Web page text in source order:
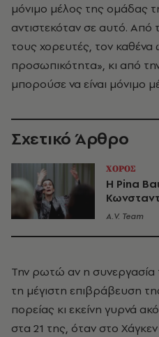
μόνιμο μέλος της ομάδας
αντιστεκόταν σε αυτό.
τους χορευτές, τον
προσωπικότητα», κι από
μπορούσε να είναι μόνιμο
Σχετικό Άρθρο
ΧΟΡΟΣ
Η Pina
A.V. Team
Την ρωτώ αν η συνεργασία
τη μέγιστη επιβράβευση
πορείας κι εκείνη γυρνά
στα 21 της, όταν στο